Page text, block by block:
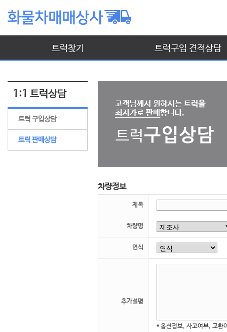
트럭찾기 트럭구입 견적상담
1:1 트럭상담
트럭 구입상담
트럭 판매상담
차량정보
제목
차량명
연식
추가설명
* 옵션정보, 사고여부, 교환